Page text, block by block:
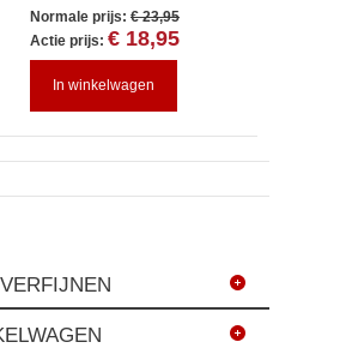
Normale prijs: € 23,95
Actie prijs: € 18,95
In winkelwagen